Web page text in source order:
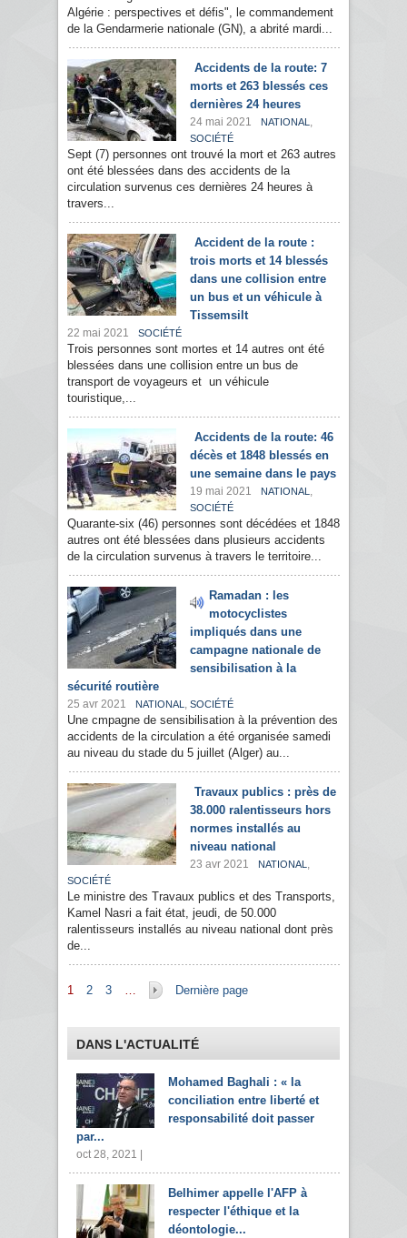
Algérie : perspectives et défis", le commandement
de la Gendarmerie nationale (GN), a abrité mardi...
Accidents de la route: 7
morts et 263 blessés ces
dernières 24 heures
24 mai 2021 NATIONAL ,
SOCIÉTÉ
Sept (7) personnes ont trouvé la mort et 263 autres
ont été blessées dans des accidents de la
circulation survenus ces dernières 24 heures à
travers...
Accident de la route :
trois morts et 14 blessés
dans une collision entre
un bus et un véhicule à
Tissemsilt
22 mai 2021 SOCIÉTÉ
Trois personnes sont mortes et 14 autres ont été
blessées dans une collision entre un bus de
transport de voyageurs et un véhicule
touristique,...
Accidents de la route: 46
décès et 1848 blessés en
une semaine dans le pays
19 mai 2021 NATIONAL ,
SOCIÉTÉ
Quarante-six (46) personnes sont décédées et 1848
autres ont été blessées dans plusieurs accidents
de la circulation survenus à travers le territoire...
Ramadan : les
motocyclistes
impliqués dans une
campagne nationale de
sensibilisation à la
sécurité routière
25 avr 2021 NATIONAL , SOCIÉTÉ
Une cmpagne de sensibilisation à la prévention des
accidents de la circulation a été organisée samedi
au niveau du stade du 5 juillet (Alger) au...
Travaux publics : près de
38.000 ralentisseurs hors
normes installés au
niveau national
23 avr 2021 NATIONAL ,
SOCIÉTÉ
Le ministre des Travaux publics et des Transports,
Kamel Nasri a fait état, jeudi, de 50.000
ralentisseurs installés au niveau national dont près
de...
Pages
1 2 3 … Dernière page
DANS L'ACTUALITÉ
Mohamed Baghali : « la
conciliation entre liberté et
responsabilité doit passer
par...
oct 28, 2021 |
Belhimer appelle l'AFP à
respecter l'éthique et la
déontologie...